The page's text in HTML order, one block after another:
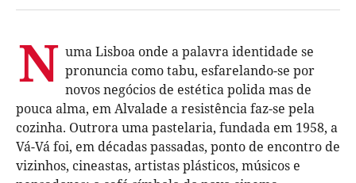
N uma Lisboa onde a palavra identidade se
pronuncia como tabu, esfarelando-se por
novos negócios de estética polida mas de
pouca alma, em Alvalade a resistência faz-se pela
cozinha. Outrora uma pastelaria, fundada em 1958, a
Vá-Vá foi, em décadas passadas, ponto de encontro de
vizinhos, cineastas, artistas plásticos, músicos e